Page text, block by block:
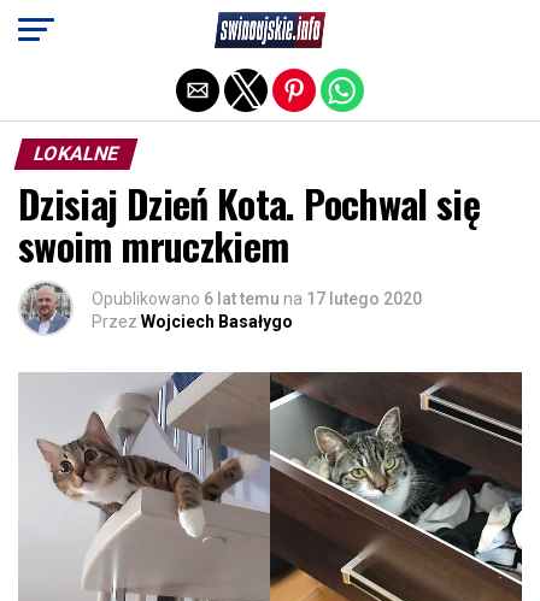
LOKALNE
Dzisiaj Dzień Kota. Pochwal się
swoim mruczkiem
Opublikowano 6 lat temu na 17 lutego 2020
Przez Wojciech Basałygo
Exit mobile version